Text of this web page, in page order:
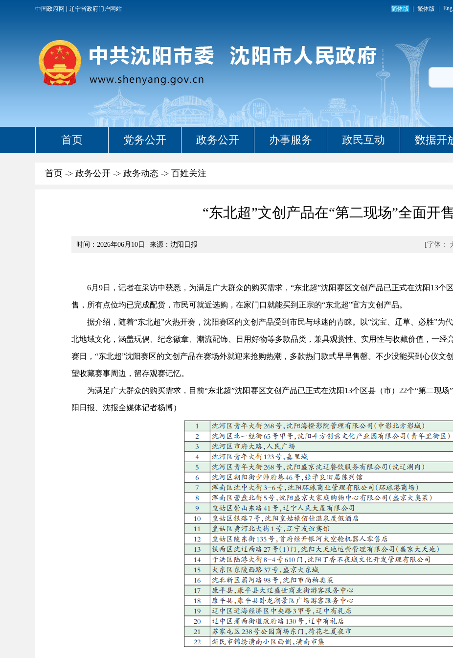
中国政府网 辽宁省政府门户网站 简体版 繁体版
首页 党务公开 政务公开 办事服务 政民互动 数据开
首页 -> 政务公开 -> 政务动态 -> 百姓关注
“东北超”文创产品在“第二现场”全面开售
时间：2026年06月10日 来源：沈阳日报 [字体：
6月9日，记者在采访中获悉，为满足广大群众的购买需求，“东北超”沈阳赛区文创产品已正式在沈阳13个
售，所有点位均已完成配货，市民可就近选购，在家门口就能买到正宗的“东北超”官方文创产品。
据介绍，随着“东北超”火热开赛，沈阳赛区的文创产品受到市民与球迷的青睐。以“沈宝、辽草、必胜”为
北地域文化，涵盖玩偶、纪念徽章、潮流配饰、日用好物等多款品类，兼具观赏性、实用性与收藏价值，一经
赛日，“东北超”沈阳赛区的文创产品在赛场外就迎来抢购热潮，多款热门款式早早售罄。不少没能买到心仪文
望收藏赛事周边，留存观赛记忆。
为满足广大群众的购买需求，目前“东北超”沈阳赛区文创产品已正式在沈阳13个区县（市）22个“第二现场
阳日报、沈报全媒体记者杨博）